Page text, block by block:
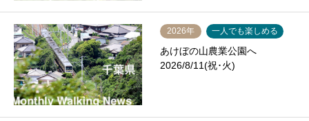
2026年 一人でも楽しめる
あけぼの山農業公園へ
2026/8/11(祝･火)